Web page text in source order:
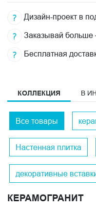
Дизайн-проект в
Заказывай
Бесплатная
КОЛЛЕКЦИЯ В
Все товары
Настенная плитка
декоративные
КЕРАМОГРАНИТ